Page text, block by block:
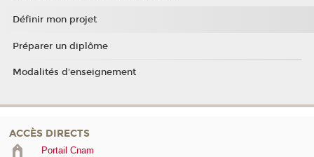
Définir mon projet
Préparer un diplôme
Modalités d'enseignement
ACCÈS DIRECTS
Portail Cnam